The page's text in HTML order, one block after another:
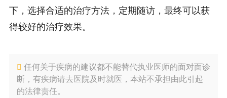
下，选择合适的治疗方法，定期随访，最终可以获
得较好的治疗效果。
任何关于疾病的建议都不能替代执业医师的面对面诊
断，有疾病请去医院及时就医，本站不承担由此引起
的法律责任。